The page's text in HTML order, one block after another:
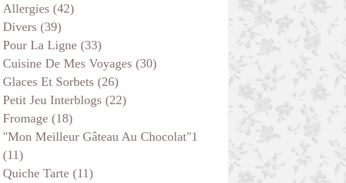
Allergies (42)
Divers (39)
Pour La Ligne (33)
Cuisine De Mes Voyages (30)
Glaces Et Sorbets (26)
Petit Jeu Interblogs (22)
Fromage (18)
"mon Meilleur Gâteau Au Chocolat"1
(11)
Quiche Tarte (11)